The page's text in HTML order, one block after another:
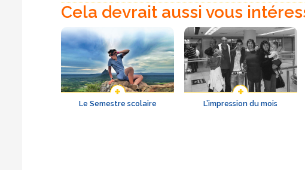
Cela devrait aussi vous
Le Semestre scolaire L’impression du mois